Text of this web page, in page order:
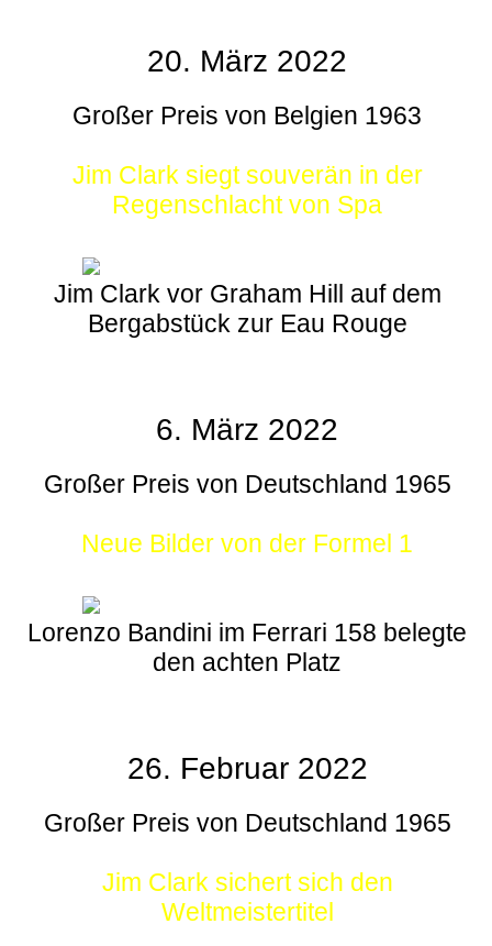
20. März 2022
Großer Preis von Belgien 1963
Jim Clark siegt souverän in der
Regenschlacht von Spa
Jim Clark vor Graham Hill auf dem
Bergabstück zur Eau Rouge
6. März 2022
Großer Preis von Deutschland 1965
Neue Bilder von der Formel 1
Lorenzo Bandini im Ferrari 158 belegte
den achten Platz
26. Februar 2022
Großer Preis von Deutschland 1965
Jim Clark sichert sich den
Weltmeistertitel